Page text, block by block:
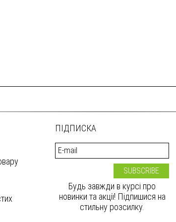
ПІДПИСКА
Будь завжди в курсі про
новинки та акції! Підпишися на
стильну розсилку.